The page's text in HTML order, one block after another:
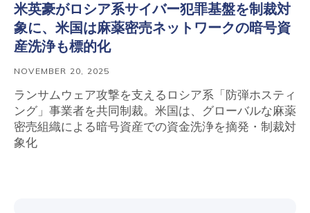
米英豪がロシア系サイバー犯罪基盤を制裁対
象に、米国は麻薬密売ネットワークの暗号資
産洗浄も標的化
NOVEMBER 20, 2025
ランサムウェア攻撃を支えるロシア系「防弾ホスティ
ング」事業者を共同制裁。米国は、グローバルな麻薬
密売組織による暗号資産での資金洗浄を摘発・制裁対
象化